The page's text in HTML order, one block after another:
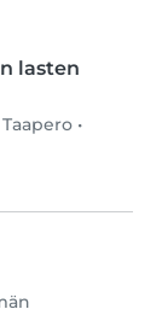
lasten
Taapero •